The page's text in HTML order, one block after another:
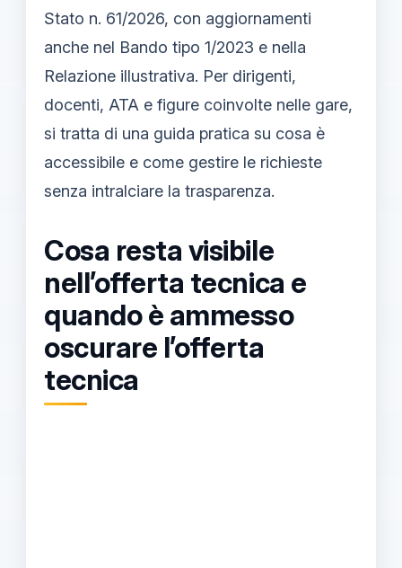
Stato n. 61/2026, con aggiornamenti
anche nel Bando tipo 1/2023 e nella
Relazione illustrativa. Per dirigenti,
docenti, ATA e figure coinvolte nelle gare,
si tratta di una guida pratica su cosa è
accessibile e come gestire le richieste
senza intralciare la trasparenza.
Cosa resta visibile
nell’offerta tecnica e
quando è ammesso
oscurare l’offerta
tecnica